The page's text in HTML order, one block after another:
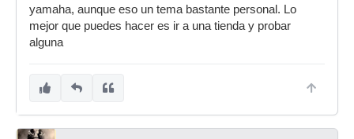
yamaha, aunque eso un tema bastante personal. Lo
mejor que puedes hacer es ir a una tienda y probar
alguna